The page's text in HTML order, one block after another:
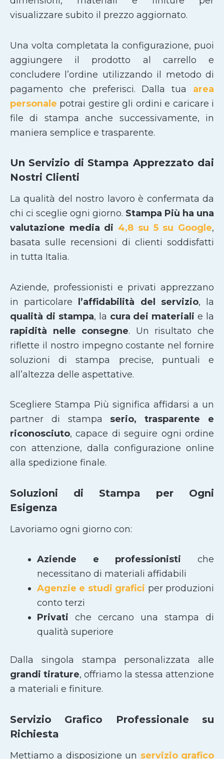
visualizzare subito il prezzo aggiornato.
Una volta completata la configurazione, puoi
aggiungere il prodotto al carrello e
concludere l’ordine utilizzando il metodo di
pagamento che preferisci. Dalla tua area
personale potrai gestire gli ordini e caricare i
file di stampa anche successivamente, in
maniera semplice e trasparente.
Un Servizio di Stampa Apprezzato dai
Nostri Clienti
La qualità del nostro lavoro è confermata da
chi ci sceglie ogni giorno. Stampa Più ha una
valutazione media di 4,8 su 5 su Google,
basata sulle recensioni di clienti soddisfatti
in tutta Italia.
Aziende, professionisti e privati apprezzano
in particolare
l’affidabilità del servizio, la
qualità di stampa, la cura dei materiali e la
rapidità nelle consegne. Un risultato che
riflette il nostro impegno costante nel fornire
soluzioni di stampa precise, puntuali e
all’altezza delle aspettative.
Scegliere Stampa Più significa affidarsi a un
partner di stampa serio, trasparente e
riconosciuto, capace di seguire ogni ordine
con attenzione, dalla configurazione online
alla spedizione finale.
Soluzioni di Stampa per Ogni
Esigenza
Lavoriamo ogni giorno con:
Aziende e professionisti che
necessitano di materiali affidabili
Agenzie e studi grafici per produzioni
conto terzi
Privati che cercano una stampa di
qualità superiore
Dalla singola stampa personalizzata alle
grandi tirature, offriamo la stessa attenzione
a materiali e finiture.
Servizio Grafico Professionale su
Richiesta
Mettiamo a disposizione un servizio grafico